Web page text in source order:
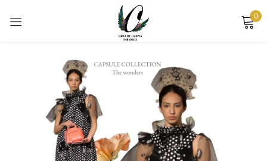
0
Sign in
Remember me Lost password?